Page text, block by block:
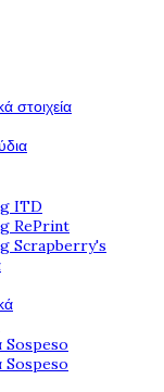
στοιχεία
ITD
RePrint
Scrapberry's
Sospeso
Sospeso